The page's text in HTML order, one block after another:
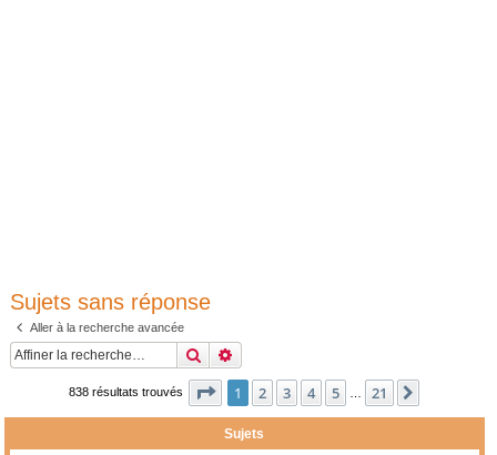
Sujets sans réponse
Aller à la recherche avancée
Rechercher
838 résultats trouvés Page 1sur21
1 2 3 4 5 21
Sujets